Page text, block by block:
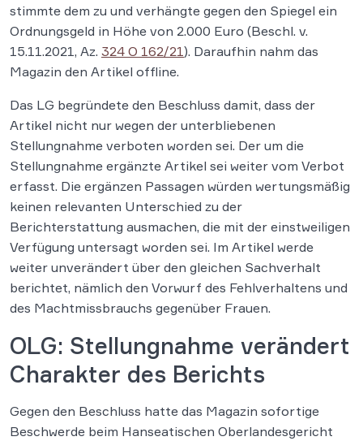
stimmte dem zu und verhängte gegen den Spiegel ein
Ordnungsgeld in Höhe von 2.000 Euro (Beschl. v.
15.11.2021, Az. 324 O 162/21). Daraufhin nahm das
Magazin den Artikel offline.
Das LG begründete den Beschluss damit, dass der
Artikel nicht nur wegen der unterbliebenen
Stellungnahme verboten worden sei. Der um die
Stellungnahme ergänzte Artikel sei weiter vom Verbot
erfasst. Die ergänzen Passagen würden wertungsmäßig
keinen relevanten Unterschied zu der
Berichterstattung ausmachen, die mit der einstweiligen
Verfügung untersagt worden sei. Im Artikel werde
weiter unverändert über den gleichen Sachverhalt
berichtet, nämlich den Vorwurf des Fehlverhaltens und
des Machtmissbrauchs gegenüber Frauen.
OLG: Stellungnahme verändert
Charakter des Berichts
Gegen den Beschluss hatte das Magazin sofortige
Beschwerde beim Hanseatischen Oberlandesgericht